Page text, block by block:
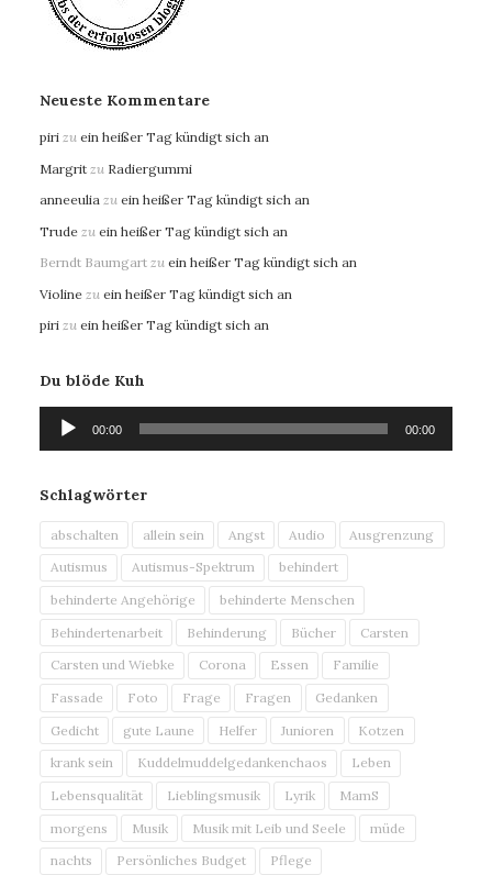
Neueste Kommentare
piri zu ein heißer Tag kündigt sich an
Margrit zu Radiergummi
anneeulia zu ein heißer Tag kündigt sich an
Trude zu ein heißer Tag kündigt sich an
Berndt Baumgart zu ein heißer Tag kündigt sich an
Violine zu ein heißer Tag kündigt sich an
piri zu ein heißer Tag kündigt sich an
Du blöde Kuh
Audio-
Player
00:00 00:00
Schlagwörter
abschalten allein sein Angst Audio
Ausgrenzung
Autismus
Autismus-Spektrum
behindert
behinderte Angehörige
behinderte Menschen
Behindertenarbeit
Behinderung Bücher
Carsten
Carsten und Wiebke
Corona Essen
Familie
Fassade
Foto Frage Fragen
Gedanken
Gedicht
gute Laune Helfer Junioren
Kotzen
krank sein
Kuddelmuddelgedankenchaos
Leben
Lebensqualität
Lieblingsmusik Lyrik
MamS
morgens
Musik Musik mit Leib und Seele
müde
nachts
Persönliches Budget Pflege